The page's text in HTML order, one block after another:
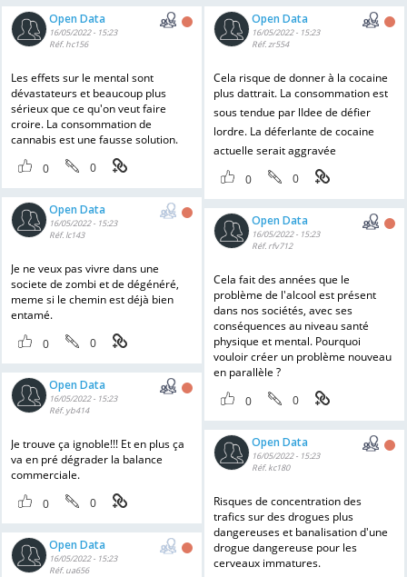
Open Data
16/05/2022 - 15:23
Réf. hc156
Les effets sur le mental sont
dévastateurs et beaucoup plus
sérieux que ce qu'on veut faire
croire. La consommation de
cannabis est une fausse solution.
0
0
Open Data
16/05/2022 - 15:23
Réf. zr554
Cela risque de donner à la cocaine
plus dattrait. La consommation est
sous tendue par lIdee de défier
lordre. La déferlante de cocaine
actuelle serait aggravée
0
0
Open Data
16/05/2022 - 15:23
Réf. lc143
Je ne veux pas vivre dans une
societe de zombi et de dégénéré,
meme si le chemin est déjà bien
entamé.
0
0
Open Data
16/05/2022 - 15:23
Réf. rfv712
Cela fait des années que le
problème de l'alcool est présent
dans nos sociétés, avec ses
conséquences au niveau santé
physique et mental. Pourquoi
vouloir créer un problème nouveau
en parallèle ?
0
0
Open Data
16/05/2022 - 15:23
Réf. yb414
Je trouve ça ignoble!!! Et en plus ça
va en pré dégrader la balance
commerciale.
0
0
Open Data
16/05/2022 - 15:23
Réf. kc180
Risques de concentration des
trafics sur des drogues plus
dangereuses et banalisation d'une
drogue dangereuse pour les
cerveaux immatures.
Open Data
16/05/2022 - 15:23
Réf. ua656